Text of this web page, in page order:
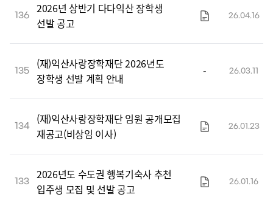
136
2026년 상반기 다다익산 장학생
선발 공고
26.04.16
135
(재)익산사랑장학재단 2026년도
장학생 선발 계획 안내
- 26.03.11
134
(재)익산사랑장학재단 임원 공개모집
재공고(비상임 이사)
26.01.23
133
2026년도 수도권 행복기숙사 추천
입주생 모집 및 선발 공고
26.01.16